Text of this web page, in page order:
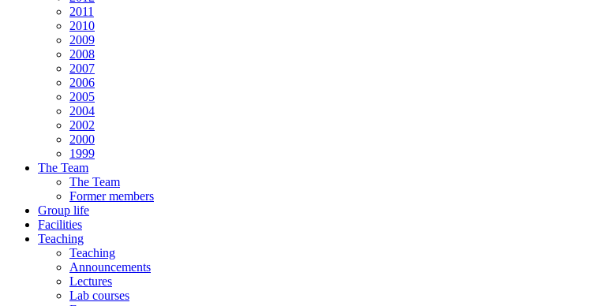
2011
2010
2009
2008
2007
2006
2005
2004
2002
2000
1999
The Team
The Team
Former members
Group life
Facilities
Teaching
Teaching
Announcements
Lectures
Lab courses